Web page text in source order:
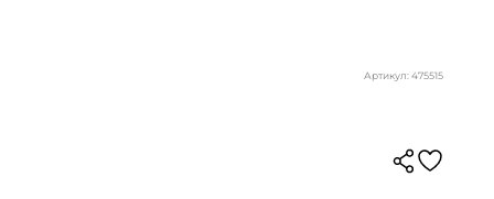
Артикул: 475515